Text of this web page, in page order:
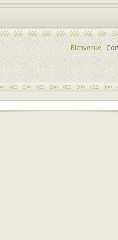
Bienvenue